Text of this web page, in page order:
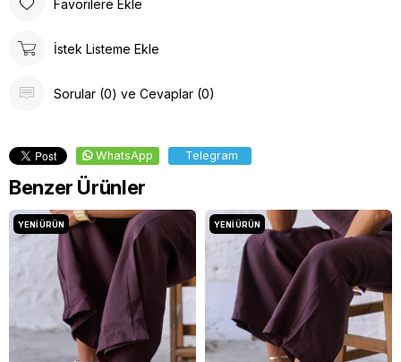
Favorilere Ekle
İstek Listeme Ekle
Sorular (0) ve Cevaplar (0)
WhatsApp Telegram
Benzer Ürünler
YENI ÜRÜN YENI ÜRÜN